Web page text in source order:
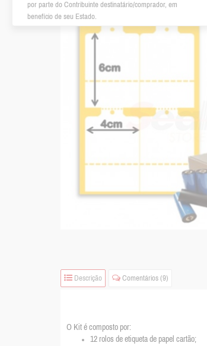
Descrição Comentários (9)
O Kit é composto por:
12 rolos de etiqueta de papel cartão;
por parte do Contribuinte destinatário/comprador, em
benefício de seu Estado.